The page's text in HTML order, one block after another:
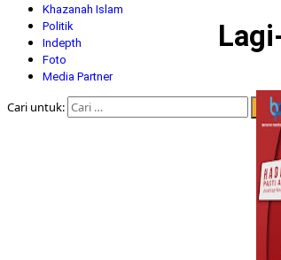
Khazanah Islam
Politik
Indepth
Foto
Media Partner
Cari untuk: